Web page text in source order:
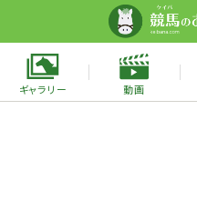
ギャラリー 動画